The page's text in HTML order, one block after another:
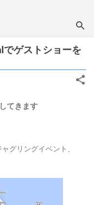
ゲストショーを
てきます
グリングイベント、